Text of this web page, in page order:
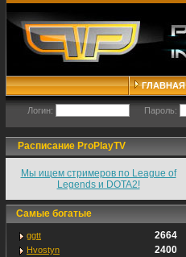
ГЛАВНАЯ
Логин: Пароль:
Расписание ProPlayTV
Мы ищем стримеров по League of
Legends и DOTA2!
Самые богатые
ggtt 2664
Hvostyn 2400